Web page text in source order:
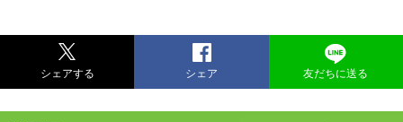
シェアする シェア 友だちに送る